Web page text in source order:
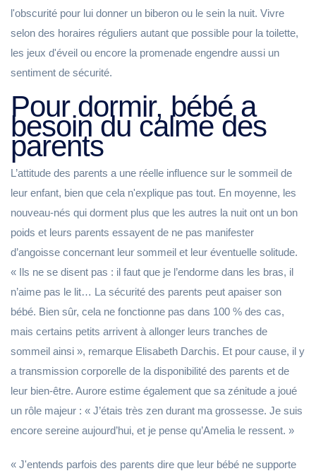
l'obscurité pour lui donner un biberon ou le sein la nuit. Vivre
selon des horaires réguliers autant que possible pour la toilette,
les jeux d'éveil ou encore la promenade engendre aussi un
sentiment de sécurité.
Pour dormir, bébé a
besoin du calme des
parents
L’attitude des parents a une réelle influence sur le sommeil de
leur enfant, bien que cela n'explique pas tout. En moyenne, les
nouveau-nés qui dorment plus que les autres la nuit ont un bon
poids et leurs parents essayent de ne pas manifester
d’angoisse concernant leur sommeil et leur éventuelle solitude.
« Ils ne se disent pas : il faut que je l’endorme dans les bras, il
n’aime pas le lit… La sécurité des parents peut apaiser son
bébé. Bien sûr, cela ne fonctionne pas dans 100 % des cas,
mais certains petits arrivent à allonger leurs tranches de
sommeil ainsi », remarque Elisabeth Darchis. Et pour cause, il y
a transmission corporelle de la disponibilité des parents et de
leur bien-être. Aurore estime également que sa zénitude a joué
un rôle majeur : « J’étais très zen durant ma grossesse. Je suis
encore sereine aujourd’hui, et je pense qu’Amelia le ressent. »
« J'entends parfois des parents dire que leur bébé ne supporte